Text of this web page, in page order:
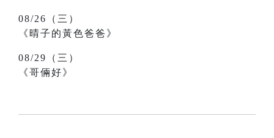
08/26（三）
《晴子的黃色爸爸》
08/29（三）
《哥倆好》